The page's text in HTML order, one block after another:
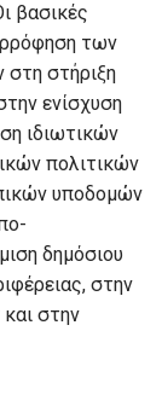
βασικές
των
στη στήριξη
ενίσχυση
ιδιωτικών
πολιτικών
υποδομών
δημόσιου
στην
στην